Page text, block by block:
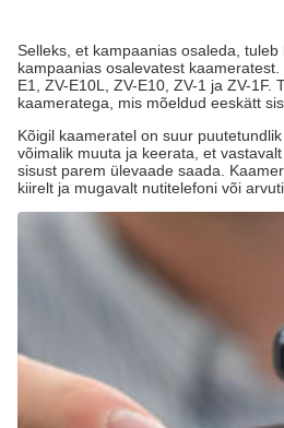
Selleks, et kampaanias osaleda,
kampaanias osalevatest
E1, ZV-E10L, ZV-E10, ZV-1 ja ZV-1F.
kaameratega, mis mõeldud eeskätt
Kõigil kaameratel on suur
võimalik muuta ja keerata, et
sisust parem ülevaade saada.
kiirelt ja mugavalt nutitelefoni või